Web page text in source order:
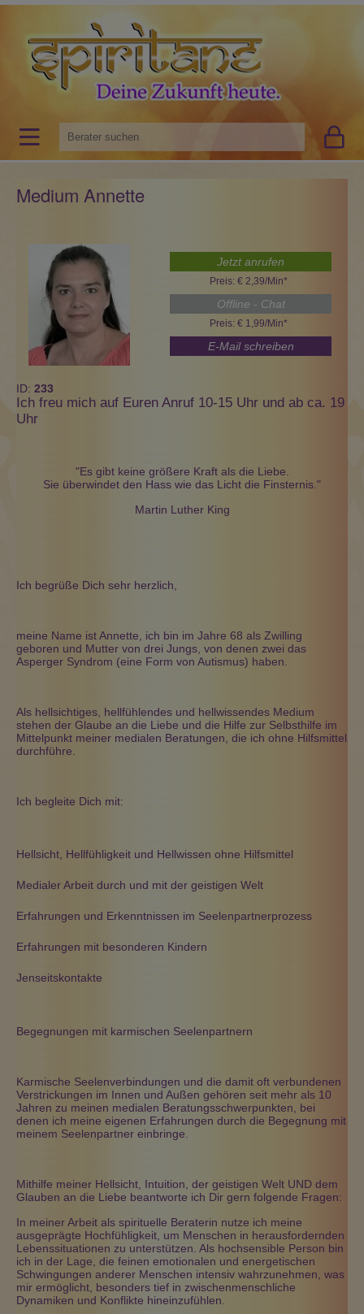
Medium Annette
Jetzt anrufen
Preis: € 2,39/Min*
Offline - Chat
Preis: € 1,99/Min*
E-Mail schreiben
ID: 233
Ich freu mich auf Euren Anruf 10-15 Uhr und ab ca. 19
Uhr
"Es gibt keine größere Kraft als die Liebe.
Sie überwindet den Hass wie das Licht die Finsternis."
Martin Luther King
Ich begrüße Dich sehr herzlich,
meine Name ist Annette, ich bin im Jahre 68 als Zwilling
geboren und Mutter von drei Jungs, von denen zwei das
Asperger Syndrom (eine Form von Autismus) haben.
Als hellsichtiges, hellfühlendes und hellwissendes Medium
stehen der Glaube an die Liebe und die Hilfe zur Selbsthilfe im
Mittelpunkt meiner medialen Beratungen, die ich ohne Hilfsmittel
durchführe.
Ich begleite Dich mit:
Hellsicht, Hellfühligkeit und Hellwissen ohne Hilfsmittel
Medialer Arbeit durch und mit der geistigen Welt
Erfahrungen und Erkenntnissen im Seelenpartnerprozess
Erfahrungen mit besonderen Kindern
Jenseitskontakte
Begegnungen mit karmischen Seelenpartnern
Karmische Seelenverbindungen und die damit oft verbundenen
Verstrickungen im Innen und Außen gehören seit mehr als 10
Jahren zu meinen medialen Beratungsschwerpunkten, bei
denen ich meine eigenen Erfahrungen durch die Begegnung mit
meinem Seelenpartner einbringe.
Mithilfe meiner Hellsicht, Intuition, der geistigen Welt UND dem
Glauben an die Liebe beantworte ich Dir gern folgende Fragen:
In meiner Arbeit als spirituelle Beraterin nutze ich meine
ausgeprägte Hochfühligkeit, um Menschen in herausfordernden
Lebenssituationen zu unterstützen. Als hochsensible Person bin
ich in der Lage, die feinen emotionalen und energetischen
Schwingungen anderer Menschen intensiv wahrzunehmen, was
mir ermöglicht, besonders tief in zwischenmenschliche
Dynamiken und Konflikte hineinzufühlen.